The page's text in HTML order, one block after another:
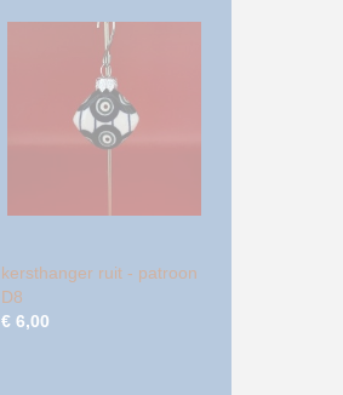
kersthanger ruit - patroon
D8
€ 6,00